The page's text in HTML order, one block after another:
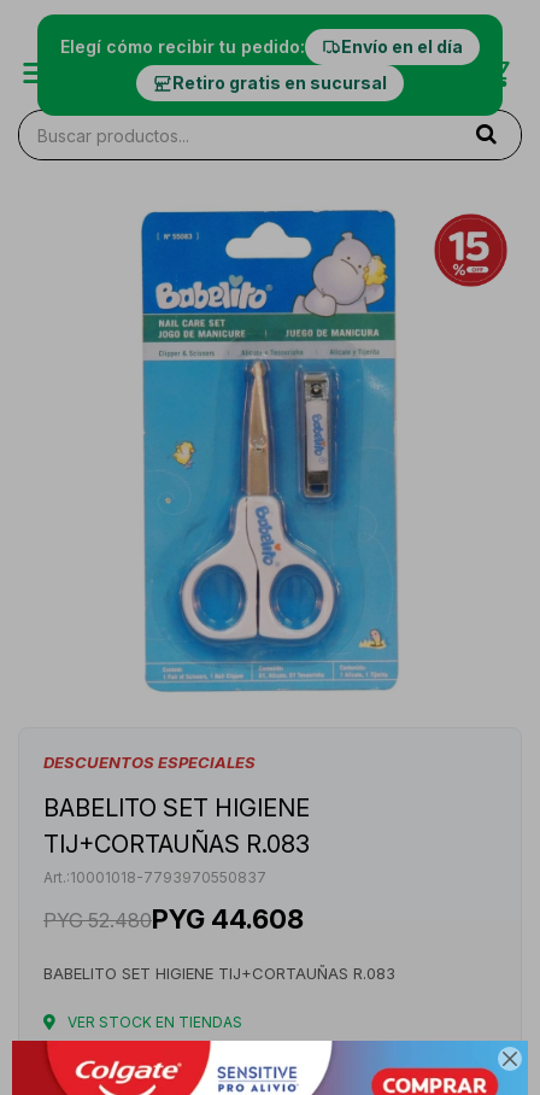

Elegí cómo recibir tu pedido:
Envío en el día
Retiro gratis en sucursal
DESCUENTOS ESPECIALES
BABELITO SET HIGIENE
TIJ+CORTAUÑAS R.083
10001018-7793970550837
PYG 52.480PYG 44.608
BABELITO SET HIGIENE TIJ+CORTAUÑAS R.083
VER STOCK EN TIENDAS
Envíos